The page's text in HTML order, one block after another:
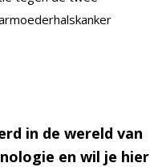
in de wereld van
en wil je hier